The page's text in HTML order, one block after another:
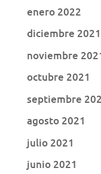
enero 2022
diciembre 2021
noviembre
octubre 2021
septiembre
agosto 2021
julio 2021
junio 2021